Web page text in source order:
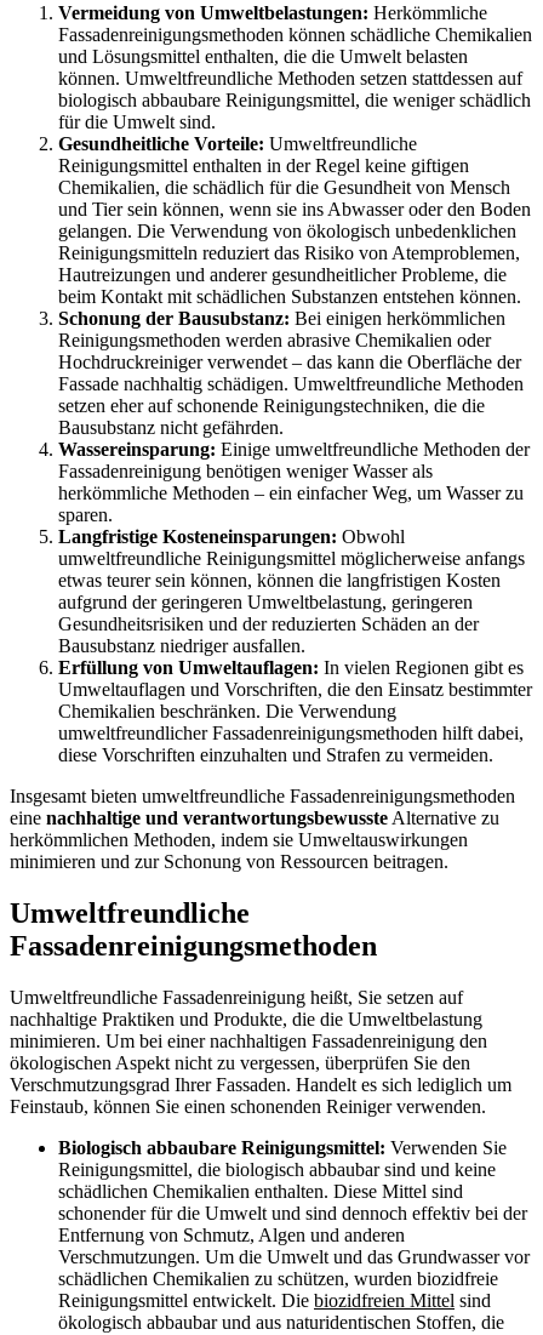
Vermeidung von Umweltbelastungen: Herkömmliche
Fassadenreinigungsmethoden können schädliche Chemikalien
und Lösungsmittel enthalten, die die Umwelt belasten
können. Umweltfreundliche Methoden setzen stattdessen auf
biologisch abbaubare Reinigungsmittel, die weniger schädlich
für die Umwelt sind.
Gesundheitliche Vorteile: Umweltfreundliche
Reinigungsmittel enthalten in der Regel keine giftigen
Chemikalien, die schädlich für die Gesundheit von Mensch
und Tier sein können, wenn sie ins Abwasser oder den Boden
gelangen. Die Verwendung von ökologisch unbedenklichen
Reinigungsmitteln reduziert das Risiko von Atemproblemen,
Hautreizungen und anderer gesundheitlicher Probleme, die
beim Kontakt mit schädlichen Substanzen entstehen können.
Schonung der Bausubstanz: Bei einigen herkömmlichen
Reinigungsmethoden werden abrasive Chemikalien oder
Hochdruckreiniger verwendet – das kann die Oberfläche der
Fassade nachhaltig schädigen. Umweltfreundliche Methoden
setzen eher auf schonende Reinigungstechniken, die die
Bausubstanz nicht gefährden.
Wassereinsparung: Einige umweltfreundliche Methoden der
Fassadenreinigung benötigen weniger Wasser als
herkömmliche Methoden – ein einfacher Weg, um Wasser zu
sparen.
Langfristige Kosteneinsparungen: Obwohl
umweltfreundliche Reinigungsmittel möglicherweise anfangs
etwas teurer sein können, können die langfristigen Kosten
aufgrund der geringeren Umweltbelastung, geringeren
Gesundheitsrisiken und der reduzierten Schäden an der
Bausubstanz niedriger ausfallen.
Erfüllung von Umweltauflagen: In vielen Regionen gibt es
Umweltauflagen und Vorschriften, die den Einsatz bestimmter
Chemikalien beschränken. Die Verwendung
umweltfreundlicher Fassadenreinigungsmethoden hilft dabei,
diese Vorschriften einzuhalten und Strafen zu vermeiden.
Insgesamt bieten umweltfreundliche Fassadenreinigungsmethoden
eine nachhaltige und verantwortungsbewusste Alternative zu
herkömmlichen Methoden, indem sie Umweltauswirkungen
minimieren und zur Schonung von Ressourcen beitragen.
Umweltfreundliche
Fassadenreinigungsmethoden
Umweltfreundliche Fassadenreinigung heißt, Sie setzen auf
nachhaltige Praktiken und Produkte, die die Umweltbelastung
minimieren. Um bei einer nachhaltigen Fassadenreinigung den
ökologischen Aspekt nicht zu vergessen, überprüfen Sie den
Verschmutzungsgrad Ihrer Fassaden. Handelt es sich lediglich um
Feinstaub, können Sie einen schonenden Reiniger verwenden.
Biologisch abbaubare Reinigungsmittel: Verwenden Sie
Reinigungsmittel, die biologisch abbaubar sind und keine
schädlichen Chemikalien enthalten. Diese Mittel sind
schonender für die Umwelt und sind dennoch effektiv bei der
Entfernung von Schmutz, Algen und anderen
Verschmutzungen. Um die Umwelt und das Grundwasser vor
schädlichen Chemikalien zu schützen, wurden biozidfreie
Reinigungsmittel entwickelt. Die biozidfreien Mittel sind
ökologisch abbaubar und aus naturidentischen Stoffen, die